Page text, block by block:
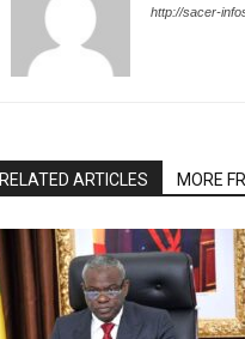
http://sacer-
RELATED ARTICLES MORE